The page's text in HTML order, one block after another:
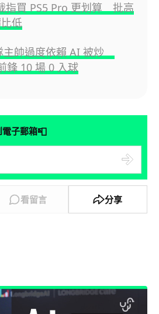
指買 PS5 Pro 更划算 批高
低
主帥過度依賴 AI 被炒
鋒 10 場 0 入球
子郵箱📮
看留言 分享